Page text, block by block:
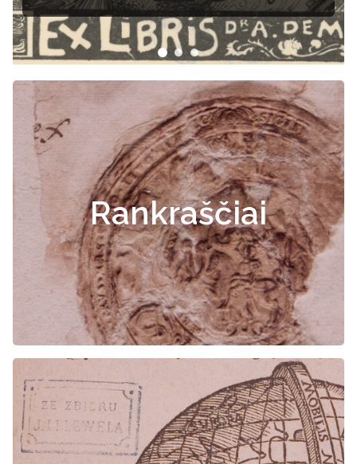
Rankraščiai